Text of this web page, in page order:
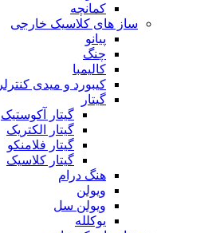
کمانچه
ساز های کلاسیک خارجی
پیانو
چنگ
کالیمبا
کیبورد و میدی کنترلر
گیتار
گیتار آکوستیک
گیتار الکتریک
گیتار فلامنکو
گیتار کلاسیک
هنگ درام
ویولن
ویولن سل
یوکلله